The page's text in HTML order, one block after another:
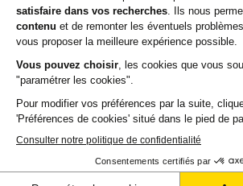
Marque constructeur : si vous avez
chercher vos toners canon gp en
temps en vous faisant livrer
Si vous avez la moindre
compatibilité de votre produit
imprimante canon gp, nous
écoute.